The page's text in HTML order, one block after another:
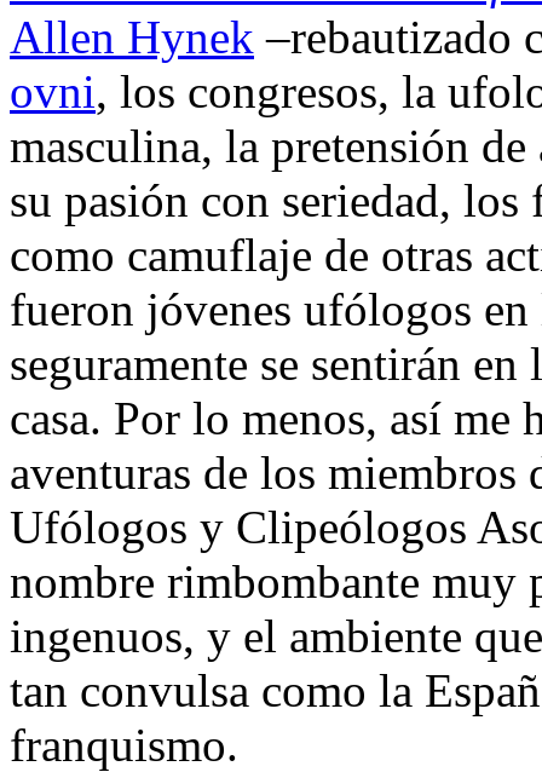
Allen Hynek –rebautizado
ovni, los congresos, la
masculina, la pretensión
su pasión con seriedad, los
como camuflaje de otras
fueron jóvenes ufólogos en
seguramente se sentirán
casa. Por lo menos, así me
aventuras de los
Ufólogos y Clipeólogos
nombre rimbombante muy
ingenuos, y el ambiente
tan convulsa como la
franquismo.